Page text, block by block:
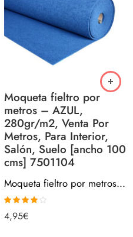
Moqueta fieltro por
metros – AZUL,
280gr/m2, Venta Por
Metros, Para Interior,
Salón, Suelo [ancho 100
cms] 7501104
Moqueta fieltro por metros – AZUL, 280gr/m2, Venta Por Metros, Para Interior, Salón, Suelo [ancho 100 cms] 7501104
Valorado
con4.00
4,95€